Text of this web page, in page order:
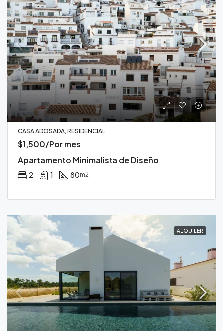
CASA ADOSADA, RESIDENCIAL
$1,500/Por mes
Apartamento Minimalista de Diseño
2 1 80m2
ALQUILER